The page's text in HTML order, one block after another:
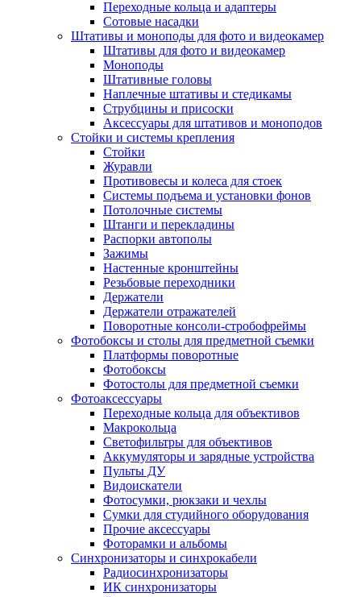
Переходные кольца и адаптеры
Сотовые насадки
Штативы и моноподы для фото и видеокамер
Штативы для фото и видеокамер
Моноподы
Штативные головы
Наплечные штативы и стедикамы
Струбцины и присоски
Аксессуары для штативов и моноподов
Стойки и системы крепления
Стойки
Журавли
Противовесы и колеса для стоек
Системы подъема и установки фонов
Потолочные системы
Штанги и перекладины
Распорки автополы
Зажимы
Настенные кронштейны
Резьбовые переходники
Держатели
Держатели отражателей
Поворотные консоли-стробофреймы
Фотобоксы и столы для предметной съемки
Платформы поворотные
Фотобоксы
Фотостолы для предметной съемки
Фотоаксессуары
Переходные кольца для объективов
Макрокольца
Светофильтры для объективов
Аккумуляторы и зарядные устройства
Пульты ДУ
Видоискатели
Фотосумки, рюкзаки и чехлы
Сумки для студийного оборудования
Прочие аксессуары
Фоторамки и альбомы
Синхронизаторы и синхрокабели
Радиосинхронизаторы
ИК синхронизаторы